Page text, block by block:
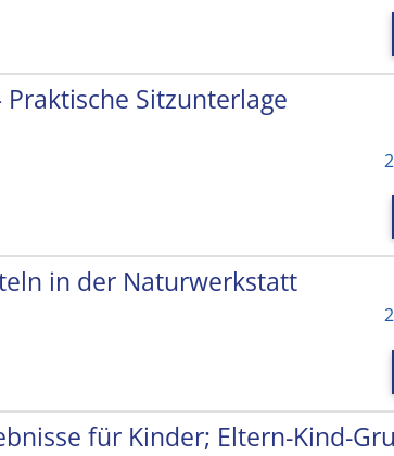
Sitzunterlage
in der Naturwerkstatt
für Kinder; Eltern-Kind-